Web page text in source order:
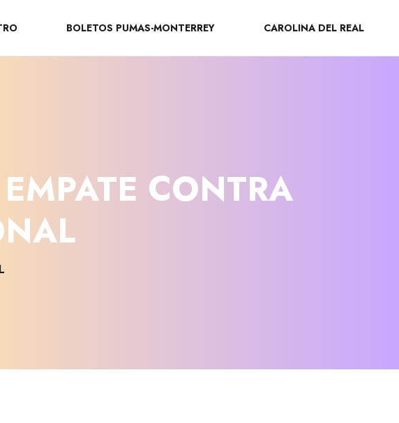
BOLETOS PUMAS-MONTERREY CAROLINA DEL REAL
CONTRA